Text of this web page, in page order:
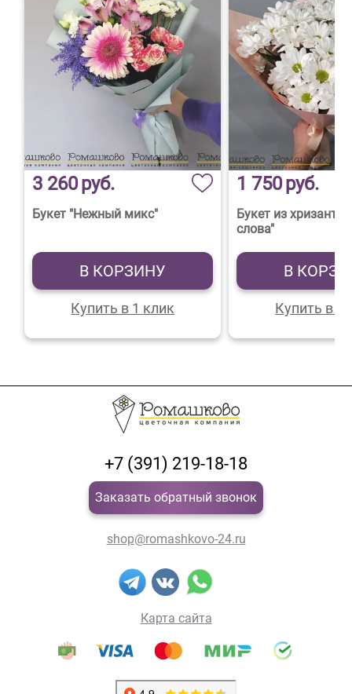
3 260руб.
Букет "Нежный микс"
В КОРЗИНУ
Купить в 1 клик
1 750руб.
Букет из
слова"
В
Купить в 1
+7 (391) 219-18-18
Заказать обратный звонок
shop@romashkovo-24.ru
Карта сайта